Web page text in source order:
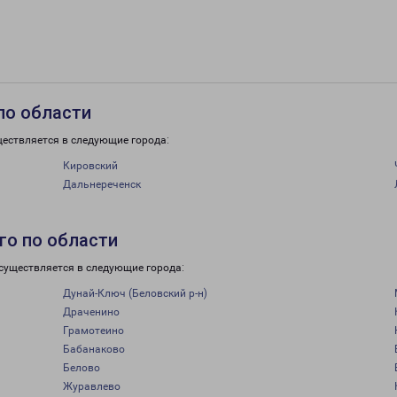
области
в следующие города:
Кировский
Дальнереченск
по области
в следующие города:
Дунай-Ключ (Беловский р-н)
Драченино
Грамотеино
Бабанаково
Белово
Журавлево